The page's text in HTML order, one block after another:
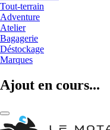
Tout-terrain
Adventure
Atelier
Bagagerie
Déstockage
Marques
Ajout en cours...